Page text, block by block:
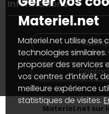
Informations
Guides d'achats et tutoriels
On rachète votre carte
PC sur mesure : Votre RDV
Notre démarche écologique
Materiel.net recrute
Notre programme
Partenariat & Sponsoring
Informations
Plan du site
Nos marques
Conditions générales de
Marketplace
Informations légales
Données personnelleset
Gérer vos cookies
Accessibilité : non conforme
Materiel.net sur
Materiel.net
Materiel.net utilise des
technologies
proposer des services
vos centres d’intérêt,
meilleure expérience
statistiques de visites.